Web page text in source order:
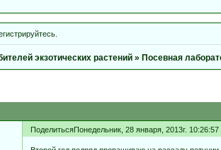
.
экзотических растений »Посевная
ПоделитьсяПонедельник, 28 января, 2013г. 10:26:57